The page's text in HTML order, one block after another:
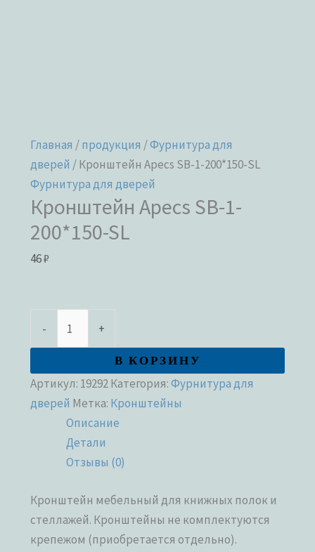
Главная /продукция /Фурнитура для
дверей / Кронштейн Apecs SB-1-200*150-SL
Фурнитура для дверей
Кронштейн Apecs SB-1-
200*150-SL
46₽
- +
В КОРЗИНУ
Артикул: 19292Категория:Фурнитура для
дверей Метка: Кронштейны
Описание
Детали
Отзывы (0)
Кронштейн мебельный для книжных полок и
стеллажей. Кронштейны не комплектуются
крепежом (приобретается отдельно).